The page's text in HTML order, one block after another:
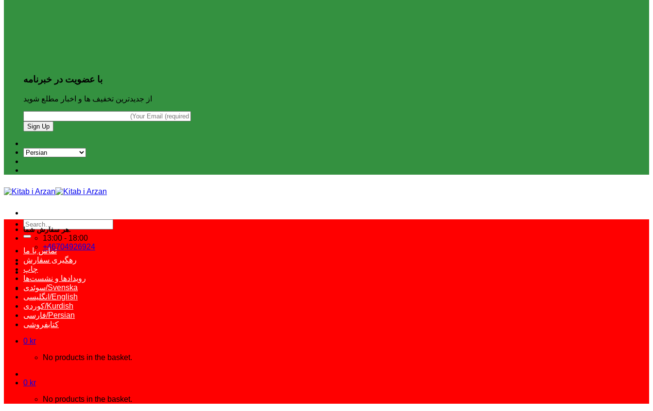
با عضویت در خبرنامه
از جدیدترین تخفیف ها و اخبار مطلع شوید
هر سفارش شما، حمایتی است از نشر مستقل و آزاد کتاب فارسی.
13:00 - 18:00
+46704926924
Search
for:
تماس با ما
رهگیری سفارش
چاپ
رویدادها و نشست‌ها
سوئدی/Svenska
انگلیسی/English
کوردی/Kurdish
فارسی/Persian
کتابفروشی
0 kr
No products in the basket.
0 kr
No products in the basket.